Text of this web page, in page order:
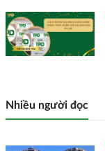
Nhiều người đọc